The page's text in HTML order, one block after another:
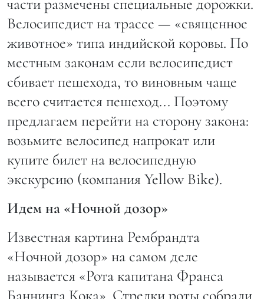
Велосипедист на трассе — «священное
животное» типа индийской коровы. По
местным законам если велосипедист
сбивает пешехода, то виновным чаще
всего считается пешеход... Поэтому
предлагаем перейти на сторону закона:
возьмите велосипед напрокат или
купите билет на велосипедную
экскурсию (компания Yellow Bike).
Идем на «Ночной дозор»
Известная картина Рембрандта
«Ночной дозор» на самом деле
называется «Рота капитана Франса
Баннинга Кока». Стрелки роты собрали